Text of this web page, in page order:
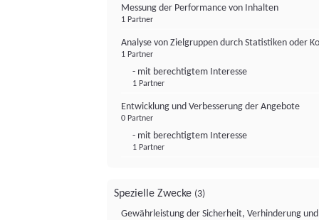
Messung der Performance von Inhalten
1 Partner
Analyse von Zielgruppen durch Statistiken oder
1 Partner
- mit berechtigtem Interesse
1 Partner
Entwicklung und Verbesserung der Angebote
0 Partner
- mit berechtigtem Interesse
1 Partner
Spezielle Zwecke (3)
Gewährleistung der Sicherheit, Verhinderung